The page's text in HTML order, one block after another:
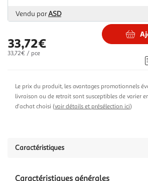
Vendu parASD
33,72€
33,72€ / pce
Le prix du produit, les avantages promotionnels
livraison ou de retrait sont susceptibles de varier
d'achat choisi (voir détails et présélection ici)
Caractéristiques
Caractéristiques générales